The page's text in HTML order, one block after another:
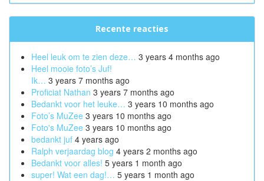
Recente reacties
Heel leuk om te zien deze… 3 years 4 months ago
Heel mooie foto’s Juf!
Ik… 3 years 7 months ago
Proficiat Nathan 3 years 7 months ago
Bedankt voor het leuke… 3 years 10 months ago
Foto’s MuZee 3 years 10 months ago
Foto's MuZee 3 years 10 months ago
bedankt juf 4 years ago
Ralph verjaardag blog 4 years 2 months ago
Bedankt voor alles! 5 years 1 month ago
super! Wat een dag!… 5 years 1 month ago